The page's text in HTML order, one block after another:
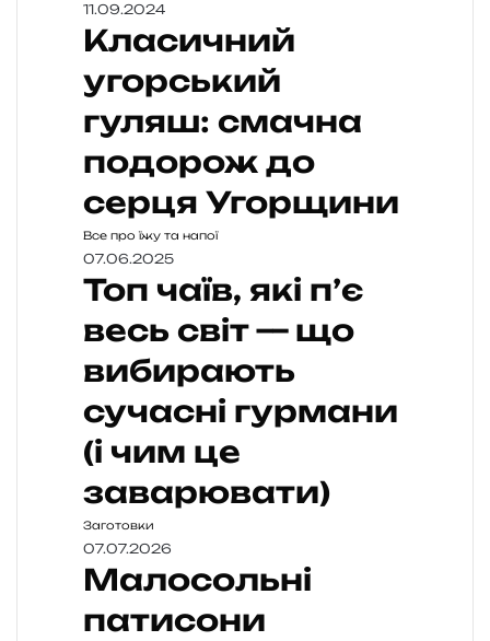
11.09.2024
Класичний
угорський
гуляш: смачна
подорож до
серця Угорщини
Все про їжу та напої
07.06.2025
Топ чаїв, які п’є
весь світ — що
вибирають
сучасні гурмани
(і чим це
заварювати)
Заготовки
07.07.2026
Малосольні
патисони